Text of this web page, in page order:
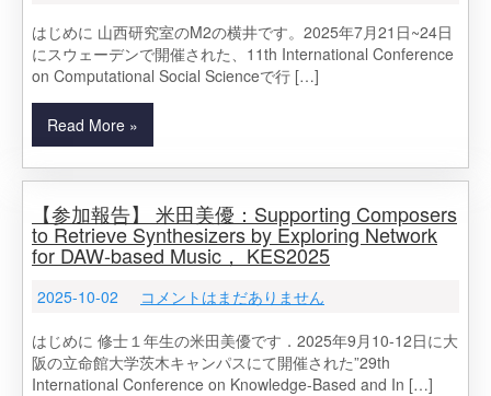
はじめに 山西研究室のM2の横井です。2025年7月21日~24日
にスウェーデンで開催された、11th International Conference
on Computational Social Scienceで行 […]
Read More »
【参加報告】 米田美優：Supporting Composers
to Retrieve Synthesizers by Exploring Network
for DAW-based Music， KES2025
2025-10-02
コメントはまだありません
はじめに 修士１年生の米田美優です．2025年9月10-12日に大
阪の立命館大学茨木キャンパスにて開催された”29th
International Conference on Knowledge-Based and In […]